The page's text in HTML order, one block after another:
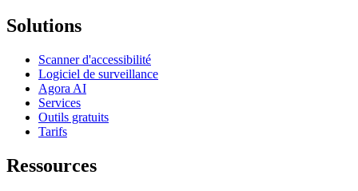
Solutions
Scanner d'accessibilité
Logiciel de surveillance
Agora AI
Services
Outils gratuits
Tarifs
Ressources